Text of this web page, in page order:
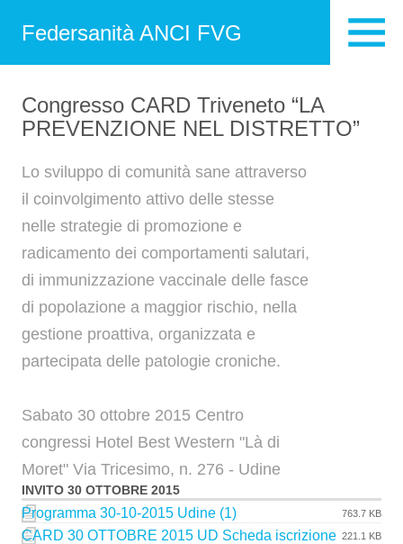
Federsanità ANCI FVG
Congresso CARD Triveneto “LA
PREVENZIONE NEL DISTRETTO”
Lo sviluppo di comunità sane attraverso
il coinvolgimento attivo delle stesse
nelle strategie di promozione e
radicamento dei comportamenti salutari,
di immunizzazione vaccinale delle fasce
di popolazione a maggior rischio, nella
gestione proattiva, organizzata e
partecipata delle patologie croniche.
Sabato 30 ottobre 2015 Centro
congressi Hotel Best Western "Là di
Moret" Via Tricesimo, n. 276 - Udine
INVITO 30 OTTOBRE 2015
Programma 30-10-2015 Udine (1) 763.7 KB
CARD 30 OTTOBRE 2015 UD Scheda iscrizione 221.1 KB